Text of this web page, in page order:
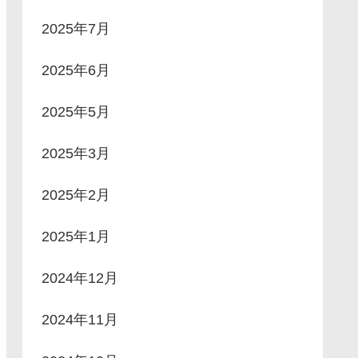
2025年7月
2025年6月
2025年5月
2025年3月
2025年2月
2025年1月
2024年12月
2024年11月